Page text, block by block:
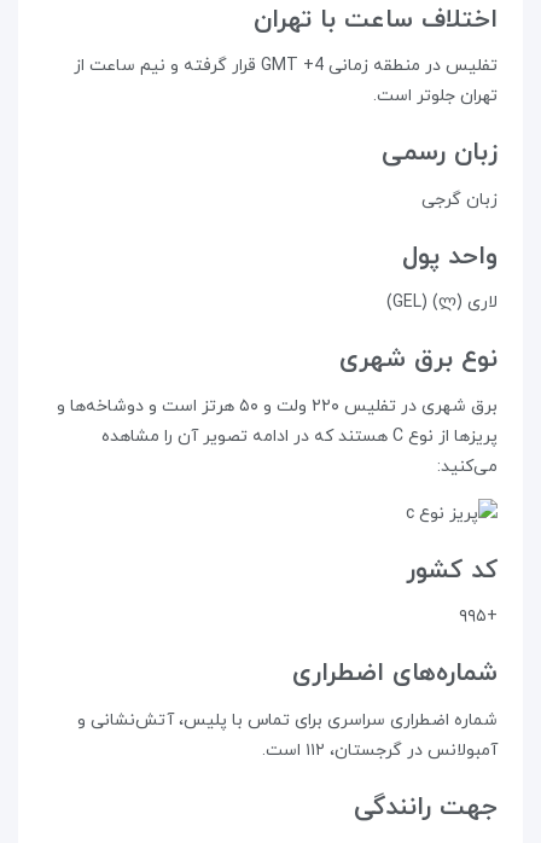
اختلاف ساعت با تهران
تفلیس در منطقه‌ زمانی GMT +4 قرار گرفته و نیم ساعت از
تهران جلوتر است.
زبان رسمی
زبان گرجی
واحد پول
لاری (ლ) (GEL)
نوع برق شهری
برق شهری در تفلیس ۲۲۰ ولت و ۵۰ هرتز است و دوشاخه‌ها و
پریزها از نوع C هستند که در ادامه تصویر آن را مشاهده
می‌کنید:
کد کشور
+۹۹۵
شماره‌های اضطراری
شماره اضطراری سراسری برای تماس با پلیس، آتش‌نشانی و
آمبولانس در گرجستان، ۱۱۲ است.
جهت رانندگی